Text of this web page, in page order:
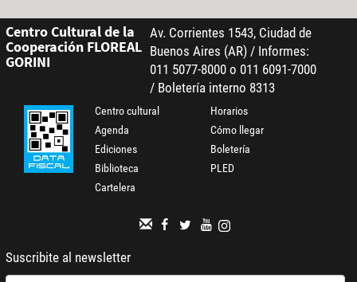
Centro Cultural de la
Cooperación FLOREAL
GORINI
Av. Corrientes 1543, Ciudad de
Buenos Aires (AR) / Informes:
011 5077-8000 o 011 6091-7000
/ Boletería interno 8313
Centro cultural
Agenda
Ediciones
Biblioteca
Cartelera
Horarios
Cómo llegar
Boletería
PLED
Suscribite al newsletter